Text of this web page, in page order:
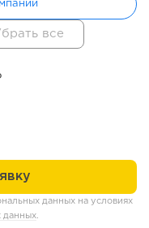
данных на условиях
данных.